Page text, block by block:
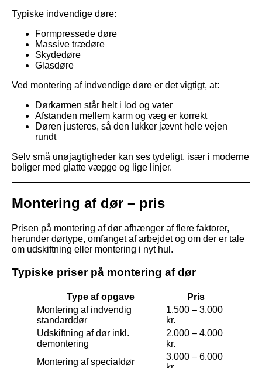
Typiske indvendige døre:
Formpressede døre
Massive trædøre
Skydedøre
Glasdøre
Ved montering af indvendige døre er det vigtigt, at:
Dørkarmen står helt i lod og vater
Afstanden mellem karm og væg er korrekt
Døren justeres, så den lukker jævnt hele vejen
rundt
Selv små unøjagtigheder kan ses tydeligt, især i moderne
boliger med glatte vægge og lige linjer.
Montering af dør – pris
Prisen på montering af dør afhænger af flere faktorer,
herunder dørtype, omfanget af arbejdet og om der er tale
om udskiftning eller montering i nyt hul.
Typiske priser på montering af dør
Type af opgave
Pris
Montering af indvendig
standarddør
1.500 – 3.000
kr.
Udskiftning af dør inkl.
demontering
2.000 – 4.000
kr.
Montering af specialdør
3.000 – 6.000